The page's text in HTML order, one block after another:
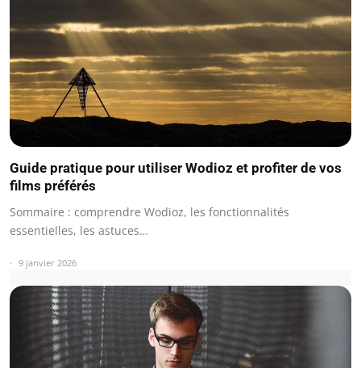
Guide pratique pour utiliser Wodioz et profiter de vos
films préférés
Sommaire : comprendre Wodioz, les fonctionnalités
essentielles, les astuces…
9 janvier 2026